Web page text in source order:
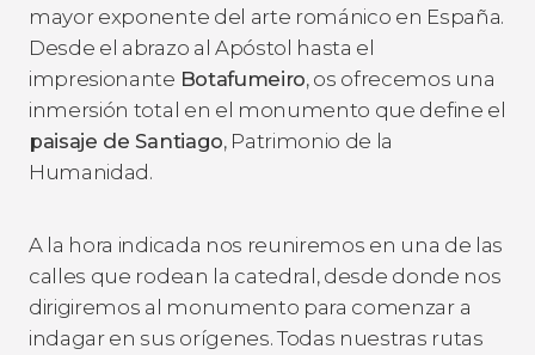
mayor exponente del arte románico en España.
Desde el abrazo al Apóstol hasta el
impresionante Botafumeiro, os ofrecemos una
inmersión total en el monumento que define el
paisaje de Santiago, Patrimonio de la
Humanidad.
A la hora indicada nos reuniremos en una de las
calles que rodean la catedral, desde donde nos
dirigiremos al monumento para comenzar a
indagar en sus orígenes. Todas nuestras rutas